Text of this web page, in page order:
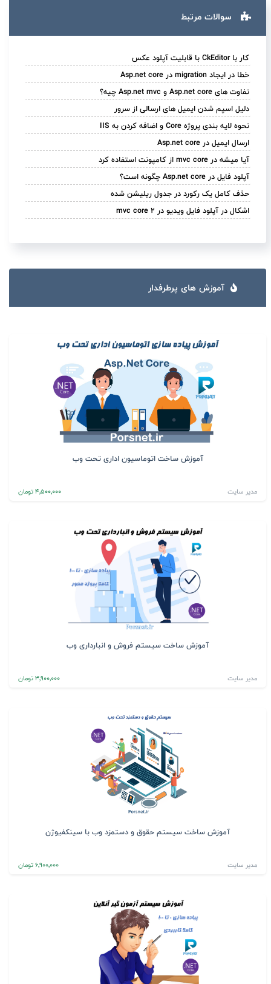
سوالات مرتبط
کار با CkEditor با قابلیت آپلود عکس
خطا در ایجاد migration در Asp.net core
تفاوت های Asp.net core و Asp.net mvc چیه؟
دلیل اسپم شدن ایمیل های ارسالی از سرور
نحوه لایه بندی پروژه Core و اضافه کردن به IIS
ارسال ایمیل در Asp.net core
آیا میشه در mvc core از کامپونت استفاده کرد
آپلود فایل در Asp.net core چگونه است؟
حذف کامل یک رکورد در جدول ریلیشن شده
اشکال در آپلود فایل ویدیو در mvc core 2
آموزش های پرطرفدار
آموزش ساخت اتوماسیون اداری تحت وب
مدیر سایت 4٬500٬000 تومان
آموزش ساخت سیستم فروش و انبارداری وب
مدیر سایت 3٬900٬000 تومان
آموزش ساخت سیستم حقوق و دستمزد وب با سینکفیوژن
مدیر سایت 6٬900٬000 تومان